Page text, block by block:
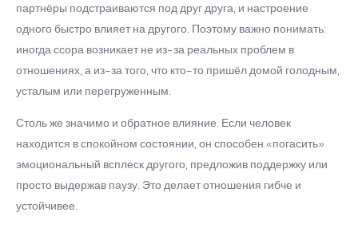
партнёры подстраиваются под друг друга, и настроение
одного быстро влияет на другого. Поэтому важно понимать:
иногда ссора возникает не из-за реальных проблем в
отношениях, а из-за того, что кто-то пришёл домой голодным,
усталым или перегруженным.
Столь же значимо и обратное влияние. Если человек
находится в спокойном состоянии, он способен «погасить»
эмоциональный всплеск другого, предложив поддержку или
просто выдержав паузу. Это делает отношения гибче и
устойчивее.